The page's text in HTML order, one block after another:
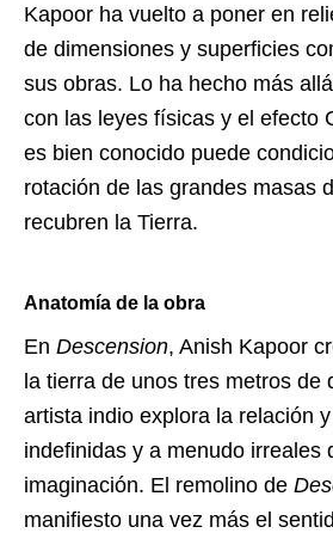
Kapoor ha vuelto a poner en
de dimensiones y superficies
sus obras. Lo ha hecho más
con las leyes físicas y el efecto
es bien conocido puede
rotación de las grandes masas
recubren la Tierra.
Anatomía de la obra
En Descension, Anish Kapoor
la tierra de unos tres metros de
artista indio explora la relación
indefinidas y a menudo irreales
imaginación. El remolino de
manifiesto una vez más el